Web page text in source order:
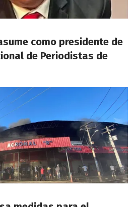
como presidente de
de Periodistas de